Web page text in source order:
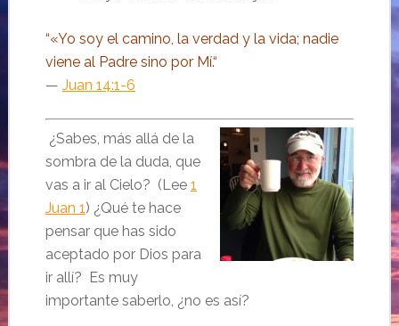
“«Yo soy el camino, la verdad y la vida; nadie
viene al Padre sino por Mí.“
— Juan 14:1-6
¿Sabes, más allá de la
sombra de la duda, que
vas a ir al Cielo? (Lee 1
Juan 1) ¿Qué te hace
pensar que has sido
aceptado por Dios para
ir allí? Es muy
importante saberlo, ¿no es así?